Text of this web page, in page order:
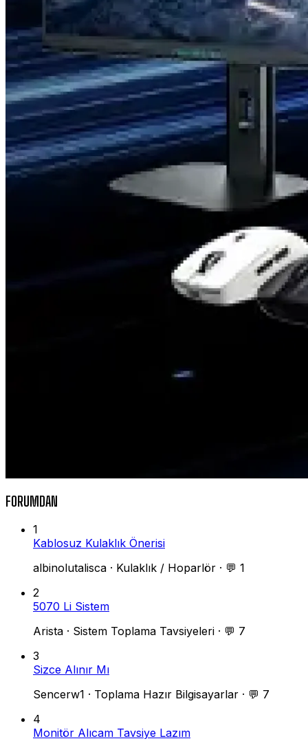
FORUMDAN
1
Kablosuz Kulaklık Önerisi
albinolutalisca · Kulaklık / Hoparlör · 💬 1
2
5070 Li Sistem
Arista · Sistem Toplama Tavsiyeleri · 💬 7
3
Sizce Alınır Mı
Sencerw1 · Toplama Hazır Bilgisayarlar · 💬 7
4
Monitör Alıcam Tavsiye Lazım